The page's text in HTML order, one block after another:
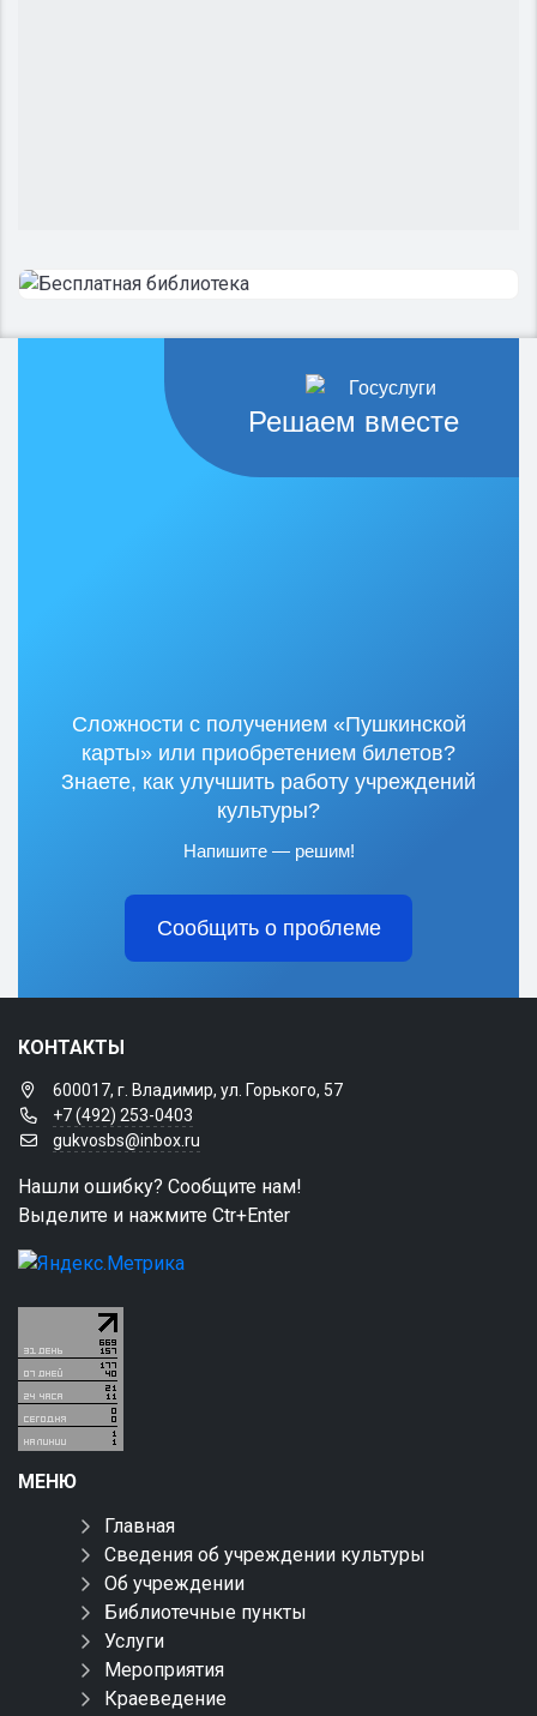
Решаем вместе
Сложности с получением «Пушкинской
карты» или приобретением билетов?
Знаете, как улучшить работу учреждений
культуры?
Напишите — решим!
Сообщить о проблеме
КОНТАКТЫ
600017, г. Владимир, ул. Горького, 57
+7 (492) 253-0403
gukvosbs@inbox.ru
Нашли ошибку? Сообщите нам!
Выделите и нажмите Ctr+Enter
МЕНЮ
Главная
Сведения об учреждении культуры
Об учреждении
Библиотечные пункты
Услуги
Мероприятия
Краеведение